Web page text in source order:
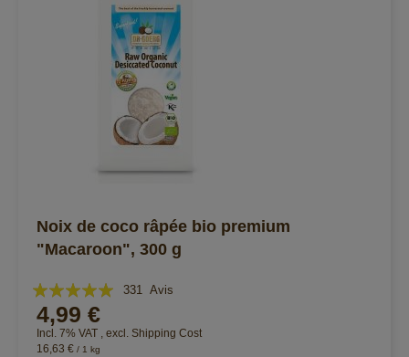
Noix de coco râpée bio premium
"Macaroon", 300 g
Évaluation:
99%
331 Avis
4,99 €
Incl. 7% VAT , excl. Shipping Cost
16,63 € / 1 kg